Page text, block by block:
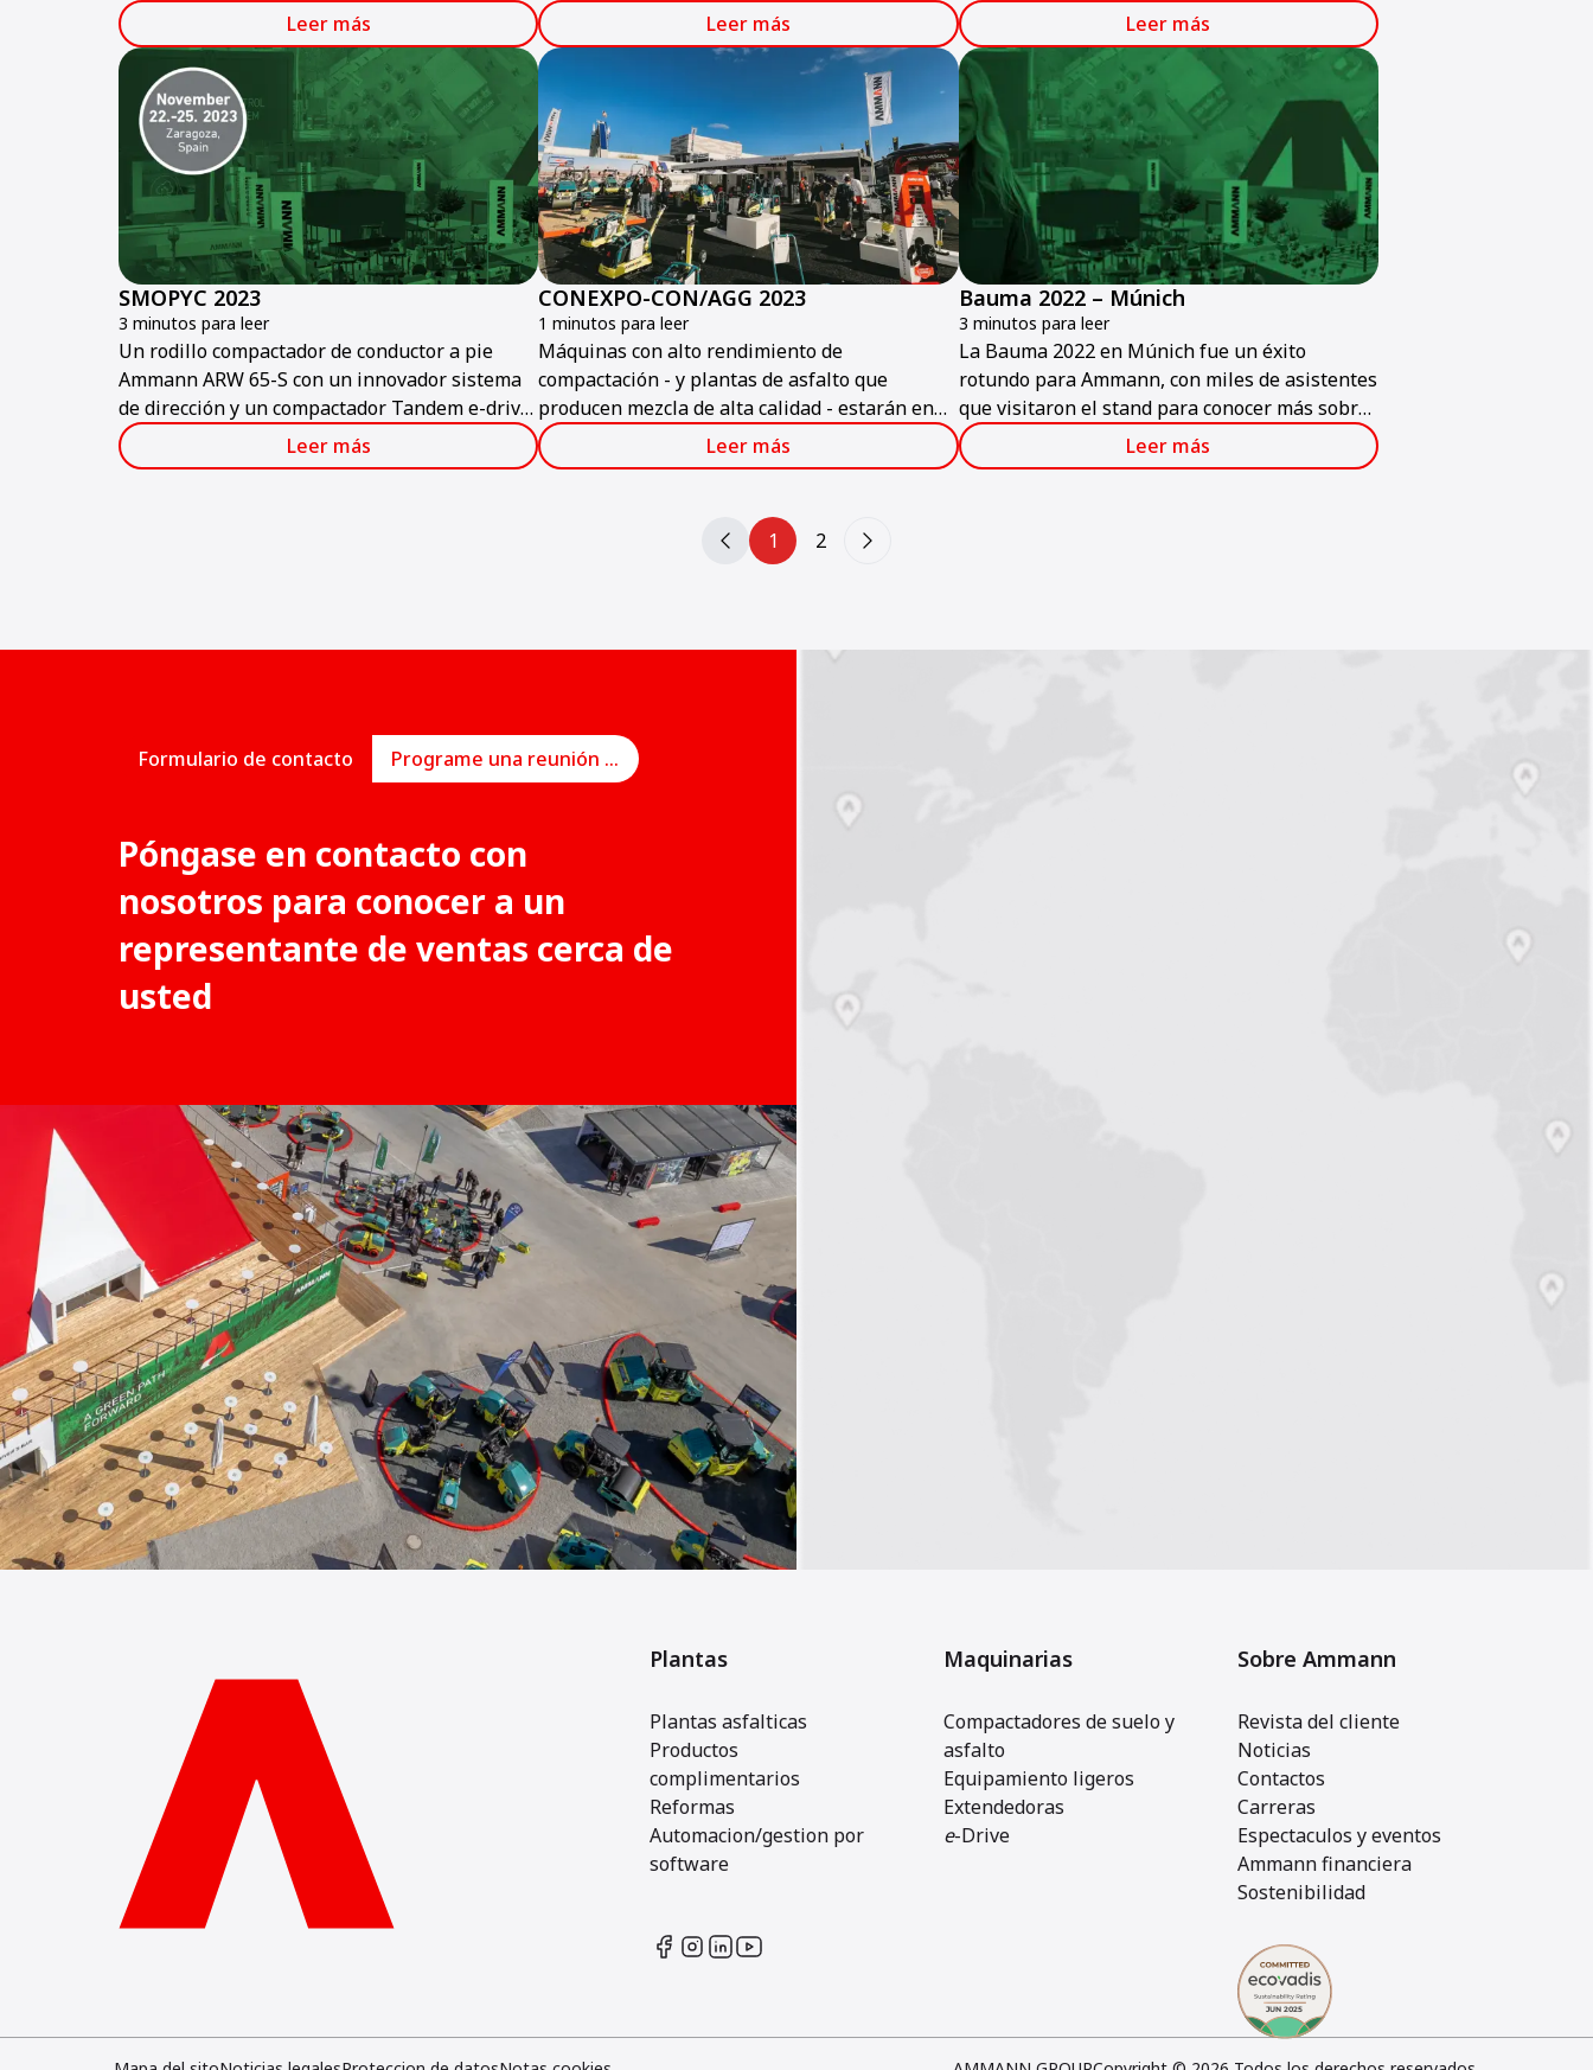
Leer más
Pavimentación en São Paulo, Brasil, del 22 al
24 de octubre. Expertos de Ammann estarán en
el stand NR 64 para hablar sobre las
extendedoras, los equipos de compactación
livianos y pesados y las plantas mezcladoras
de asfalto de la empresa.
Leer más
de carreteras ecológicas es el objetivo de
Ammann hoy y en el futuro.
Leer más
SMOPYC 2023
3 minutos para leer
Un rodillo compactador de conductor a pie
Ammann ARW 65-S con un innovador sistema
de dirección y un compactador Tandem e-drive
que funciona un turno completo son algunos
de los productos Ammann presentados en la
Leer más
CONEXPO-CON/AGG 2023
1 minutos para leer
Máquinas con alto rendimiento de
compactación - y plantas de asfalto que
producen mezcla de alta calidad - estarán en
exhibición en el stand de Ammann en
CONEXPO-CON/AGG 2023.
Leer más
Bauma 2022 – Múnich
3 minutos para leer
La Bauma 2022 en Múnich fue un éxito
rotundo para Ammann, con miles de asistentes
que visitaron el stand para conocer más sobre
los productos y servicios de Ammann.
Leer más
1 2
Formulario de contacto Programe una reunión en línea
Póngase en contacto con
nosotros para conocer a un
representante de ventas cerca de
usted
Plantas
Plantas asfalticas
Productos
complimentarios
Reformas
Automacion/gestion por
software
Maquinarias
Compactadores de suelo y
asfalto
Equipamiento ligeros
Extendedoras
e-Drive
Sobre Ammann
Revista del cliente
Noticias
Contactos
Carreras
Espectaculos y eventos
Ammann financiera
Sostenibilidad